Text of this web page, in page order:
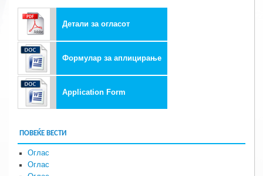
Детали за огласот
Формулар за аплицирање
Application Form
ПОВЕЌЕ ВЕСТИ
Оглас
Оглас